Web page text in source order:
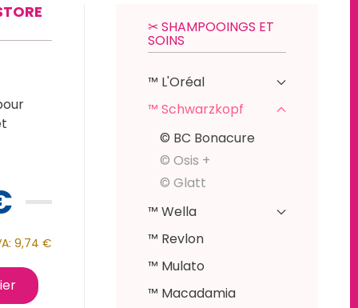
9,74 €
✂︎ SHAMPOOINGS ET
SOINS
™ L'Oréal
™ Schwarzkopf
© BC Bonacure
© Osis +
© Glatt
™ Wella
™ Revlon
™ Mulato
™ Macadamia